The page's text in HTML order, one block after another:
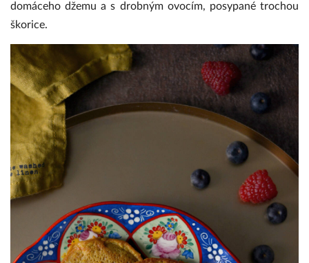
domáceho džemu a s drobným ovocím, posypané trochou
škorice.